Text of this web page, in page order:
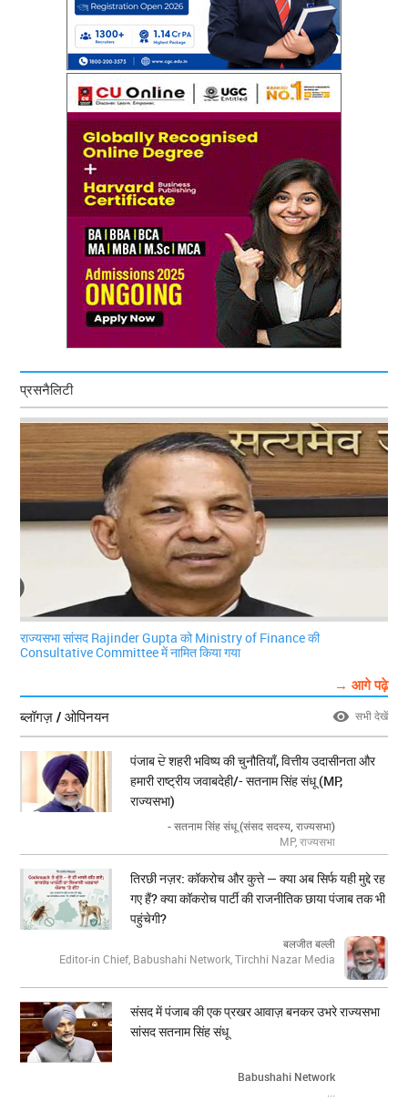
प्रसनैलिटी
राज्यसभा सांसद Rajinder Gupta को Ministry of Finance की
Consultative Committee में नामित किया गया
→ आगे पढ़े
ब्लॉगज़ / ओपिनयन
सभी देखें
पंजाब ਦੇ शहरी भविष्य की चुनौतियाँ, वित्तीय उदासीनता और
हमारी राष्ट्रीय जवाबदेही/- सतनाम सिंह संधू (MP,
राज्यसभा)
- सतनाम सिंह संधू (संसद सदस्य, राज्यसभा)
MP, राज्यसभा
तिरछी नज़र: कॉकरोच और कुत्ते — क्या अब सिर्फ यही मुद्दे रह
गए हैं? क्या कॉकरोच पार्टी की राजनीतिक छाया पंजाब तक भी
पहुंचेगी?
बलजीत बल्ली
Editor-in Chief, Babushahi Network, Tirchhi Nazar Media
संसद में पंजाब की एक प्रखर आवाज़ बनकर उभरे राज्यसभा
सांसद सतनाम सिंह संधू
Babushahi Network
...